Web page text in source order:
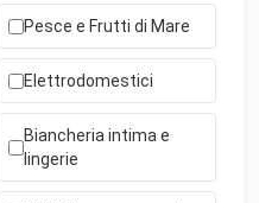
Pesce e Frutti di Mare
Elettrodomestici
Biancheria intima e
lingerie